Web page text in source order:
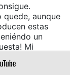
quede, aunque
estas
un
Mi
opinar.